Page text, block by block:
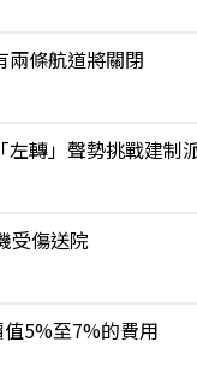
兩條航道將關閉
左轉」聲勢挑戰建制
受傷送院
5%至7%的費用